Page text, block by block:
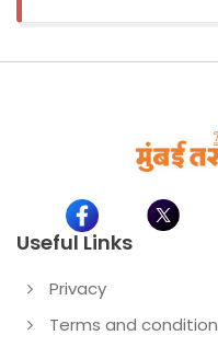
Useful Links
Privacy
Terms and condition